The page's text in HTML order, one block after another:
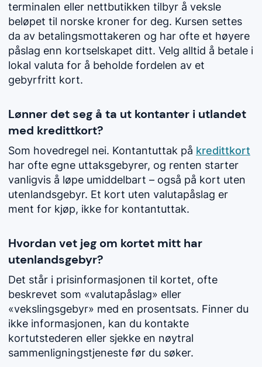
terminalen eller nettbutikken tilbyr å veksle
beløpet til norske kroner for deg. Kursen settes
da av betalingsmottakeren og har ofte et høyere
påslag enn kortselskapet ditt. Velg alltid å betale i
lokal valuta for å beholde fordelen av et
gebyrfritt kort.
Lønner det seg å ta ut kontanter i utlandet
med kredittkort?
Som hovedregel nei. Kontantuttak på kredittkort
har ofte egne uttaksgebyrer, og renten starter
vanligvis å løpe umiddelbart – også på kort uten
utenlandsgebyr. Et kort uten valutapåslag er
ment for kjøp, ikke for kontantuttak.
Hvordan vet jeg om kortet mitt har
utenlandsgebyr?
Det står i prisinformasjonen til kortet, ofte
beskrevet som «valutapåslag» eller
«vekslingsgebyr» med en prosentsats. Finner du
ikke informasjonen, kan du kontakte
kortutstederen eller sjekke en nøytral
sammenligningstjeneste før du søker.